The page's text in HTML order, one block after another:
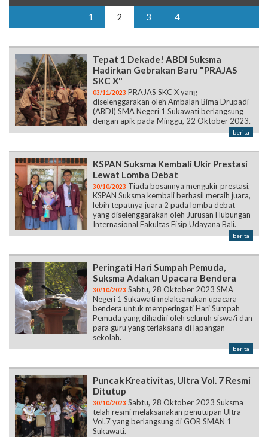
1 2 3 4
Tepat 1 Dekade! ABDI Suksma
Hadirkan Gebrakan Baru "PRAJAS
SKC X"
03/11/2023 PRAJAS SKC X yang
diselenggarakan oleh Ambalan Bima Drupadi
(ABDI) SMA Negeri 1 Sukawati berlangsung
dengan apik pada Minggu, 22 Oktober 2023.
berita
KSPAN Suksma Kembali Ukir Prestasi
Lewat Lomba Debat
30/10/2023 Tiada bosannya mengukir prestasi,
KSPAN Suksma kembali berhasil meraih juara,
lebih tepatnya juara 2 pada lomba debat
yang diselenggarakan oleh Jurusan Hubungan
Internasional Fakultas Fisip Udayana Bali.
berita
Peringati Hari Sumpah Pemuda,
Suksma Adakan Upacara Bendera
30/10/2023 Sabtu, 28 Oktober 2023 SMA
Negeri 1 Sukawati melaksanakan upacara
bendera untuk memperingati Hari Sumpah
Pemuda yang dihadiri oleh seluruh siswa/i dan
para guru yang terlaksana di lapangan
sekolah.
berita
Puncak Kreativitas, Ultra Vol. 7 Resmi
Ditutup
30/10/2023 Sabtu, 28 Oktober 2023 Suksma
telah resmi melaksanakan penutupan Ultra
Vol.7 yang berlangsung di GOR SMAN 1
Sukawati.